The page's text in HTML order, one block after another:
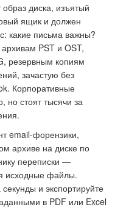
диска, изъятый
ящик и должен
какие письма важны?
PST и OST,
резервным копиям
зачастую без
Корпоративные
но стоят тысячи за
email-форензики,
архиве на диске по
переписки —
исходные файлы.
и экспортируйте
в PDF или Excel